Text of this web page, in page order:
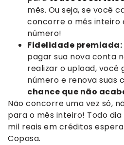
mês. Ou seja, se você
concorre o mês inteiro
número!
Fidelidade premiada:
pagar sua nova conta
realizar o upload, você
número e renova suas
chance que não
Não concorre uma vez só,
para o mês inteiro! Todo
mil reais em créditos
Copasa.